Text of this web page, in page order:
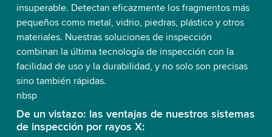
insuperable. Detectan eficazmente los fragmentos más
pequeños como metal, vidrio, piedras, plástico y otros
materiales. Nuestras soluciones de inspección
combinan la última tecnología de inspección con la
facilidad de uso y la durabilidad, y no solo son precisas
sino también rápidas.
nbsp
De un vistazo: las ventajas de nuestros sistemas
de inspección por rayos X: